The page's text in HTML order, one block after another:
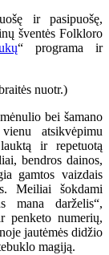
ir pasipuošę,
šventės Folkloro
“ programa ir
bei šamano
atsikvėpimu
ir repetuotą
bendros dainos,
gamtos vaizdais
Meiliai šokdami
mana darželis“,
penketo numerių,
jautėmės didžio
magiją.